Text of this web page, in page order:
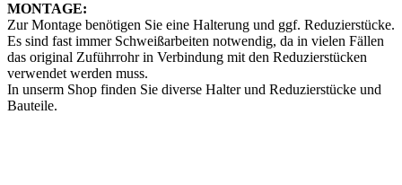
MONTAGE:
Zur Montage benötigen Sie eine Halterung und ggf. Reduzierstücke.
Es sind fast immer Schweißarbeiten notwendig, da in vielen Fällen
das original Zuführrohr in Verbindung mit den Reduzierstücken
verwendet werden muss.
In unserm Shop finden Sie diverse Halter und Reduzierstücke und
Bauteile.